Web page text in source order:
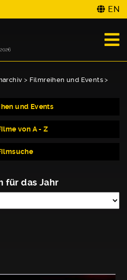
EN
> Filmreihen und Events >
und Events
von A - Z
für das Jahr